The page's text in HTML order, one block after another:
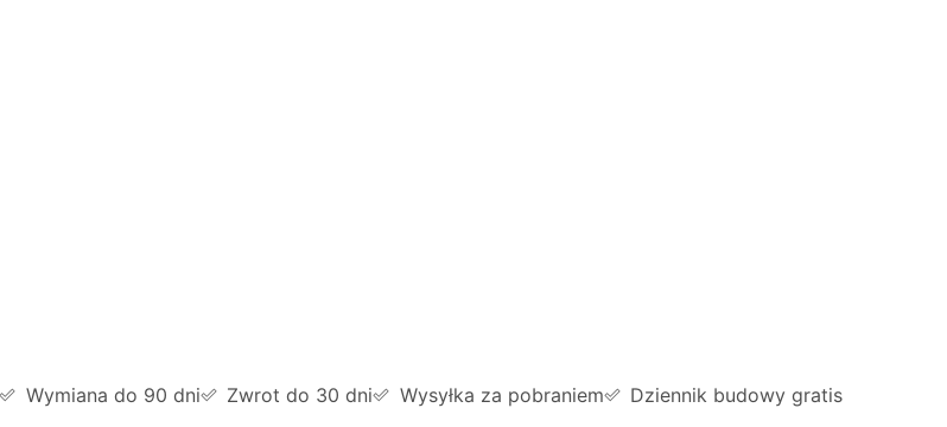
Wymiana do 90 dni Zwrot do 30 dni Wysyłka za pobraniem
Dziennik budowy gratis